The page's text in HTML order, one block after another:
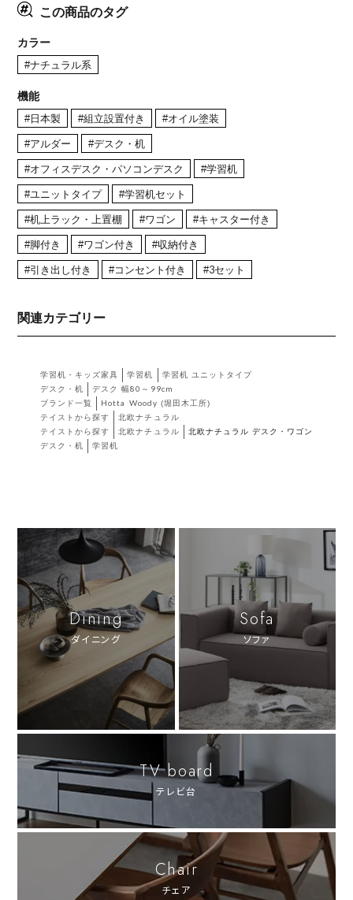
この商品のタグ
カラー
#ナチュラル系
機能
#日本製 #組立設置付き #オイル塗装
#アルダー #デスク・机
#オフィスデスク・パソコンデスク #学習机
#ユニットタイプ #学習机セット
#机上ラック・上置棚 #ワゴン #キャスター付き
#脚付き #ワゴン付き #収納付き
#引き出し付き #コンセント付き #3セット
関連カテゴリー
学習机・キッズ家具 学習机
学習机 ユニットタイプ
デスク・机
デスク 幅80～99cm
ブランド一覧
Hotta Woody (堀田木工所)
テイストから探す
北欧ナチュラル
テイストから探す
北欧ナチュラル
北欧ナチュラル デスク・ワゴン
デスク・机
学習机
Dining
ダイニング
Sofa
ソファ
TV board
テレビ台
Chair
チェア